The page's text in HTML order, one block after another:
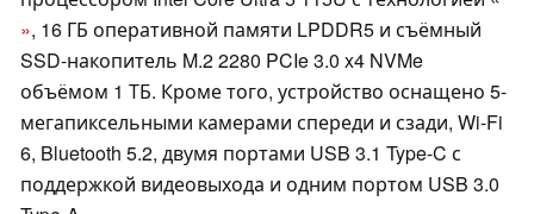
», 16 ГБ оперативной памяти LPDDR5 и съёмный
SSD-накопитель M.2 2280 PCIe 3.0 x4 NVMe
объёмом 1 ТБ. Кроме того, устройство оснащено 5-
мегапиксельными камерами спереди и сзади, Wi-Fi
6, Bluetooth 5.2, двумя портами USB 3.1 Type-C с
поддержкой видеовыхода и одним портом USB 3.0